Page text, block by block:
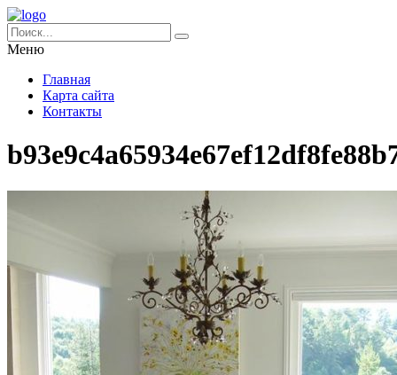
Меню
Главная
Карта сайта
Контакты